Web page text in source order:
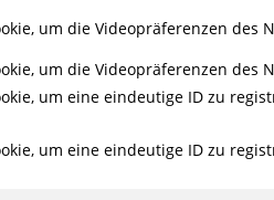
um die Videopräferenzen
um die Videopräferenzen
um eine eindeutige ID zu
um eine eindeutige ID zu